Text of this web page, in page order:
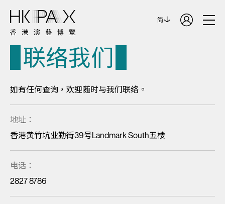
简
联络我们
如有任何查询，欢迎随时与我们联络。
地址：
香港黄竹坑业勤街39号Landmark South五楼
电话：
2827 8786